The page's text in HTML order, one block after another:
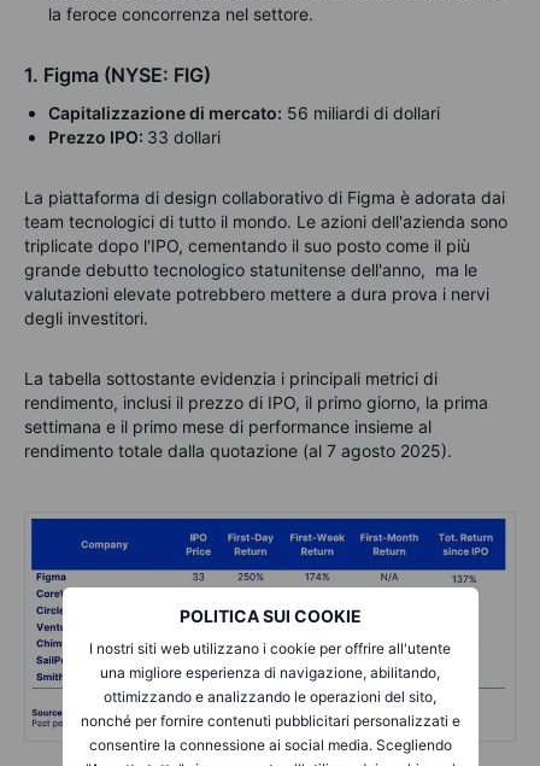
POLITICA SUI COOKIE
I nostri siti web utilizzano i cookie per offrire all'utente
una migliore esperienza di navigazione, abilitando,
ottimizzando e analizzando le operazioni del sito,
nonché per fornire contenuti pubblicitari personalizzati e
consentire la connessione ai social media. Scegliendo
la feroce concorrenza nel settore.
1. Figma (NYSE: FIG)
Capitalizzazione di mercato: 56 miliardi di dollari
Prezzo IPO: 33 dollari
La piattaforma di design collaborativo di Figma è adorata dai
team tecnologici di tutto il mondo. Le azioni dell'azienda sono
triplicate dopo l'IPO, cementando il suo posto come il più
grande debutto tecnologico statunitense dell'anno, ma le
valutazioni elevate potrebbero mettere a dura prova i nervi
degli investitori.
La tabella sottostante evidenzia i principali metrici di
rendimento, inclusi il prezzo di IPO, il primo giorno, la prima
settimana e il primo mese di performance insieme al
rendimento totale dalla quotazione (al 7 agosto 2025).